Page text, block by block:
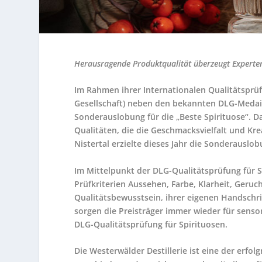
Herausragende Produktqualität überzeugt
Im Rahmen ihrer Internationalen
Gesellschaft) neben den bekannten DLG-
Sonderauslobung für die „Beste Spirituose“.
Qualitäten, die die Geschmacksvielfalt und
Nistertal erzielte dieses Jahr die
Im Mittelpunkt der DLG-Qualitätsprüfung für
Prüfkriterien Aussehen, Farbe, Klarheit,
Qualitätsbewusstsein, ihrer eigenen
sorgen die Preisträger immer wieder für
DLG-Qualitätsprüfung für Spirituosen.
Die Westerwälder Destillerie ist eine der